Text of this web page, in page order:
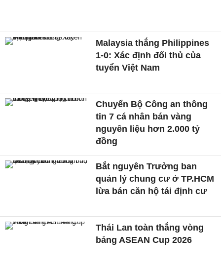
Malaysia thắng Philippines
1-0: Xác định đối thủ của
tuyển Việt Nam
Chuyển Bộ Công an thông
tin 7 cá nhân bán vàng
nguyên liệu hơn 2.000 tỷ
đồng
Bắt nguyên Trưởng ban
quản lý chung cư ở TP.HCM
lừa bán căn hộ tái định cư
Thái Lan toàn thắng vòng
bảng ASEAN Cup 2026